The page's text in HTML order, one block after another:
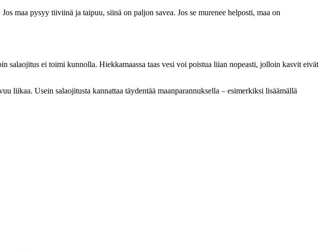
maa pysyy tiiviinä ja taipuu, siinä on paljon savea. Jos se murenee helposti, maa on
salaojitus ei toimi kunnolla. Hiekkamaassa taas vesi voi poistua liian nopeasti, jolloin kasvit eivät
liikaa. Usein salaojitusta kannattaa täydentää maanparannuksella – esimerkiksi lisäämällä